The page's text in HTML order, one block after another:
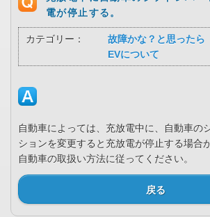
電が停止する。
カテゴリー：
故障かな？と思ったら
EVについて
自動車によっては、充放電中に、自動車の
ションを変更すると充放電が停止する場合
自動車の取扱い方法に従ってください。
戻る